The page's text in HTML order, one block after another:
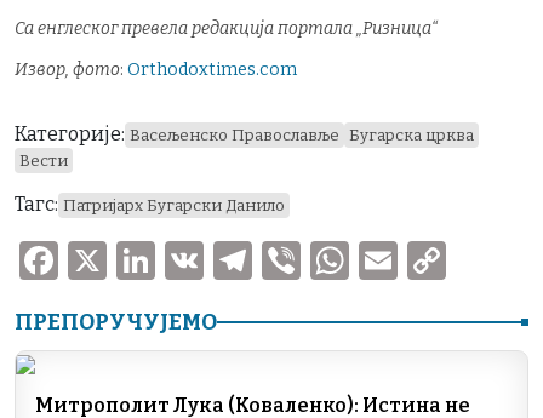
Са енглеског превела редакција портала „Ризница“
Извор, фото: Оrthodoxtimes.com
Категорије: Васељенско Православље Бугарска црква
Вести
Тагс: Патријарх Бугарски Данило
F
a
c
X
Li
n
k
V
K
T
el
e
V
ib
er
W
h
at
E
m
ai p
ПРЕПОРУЧУЈЕМО
Митрополит Лука (Коваленко): Истина не